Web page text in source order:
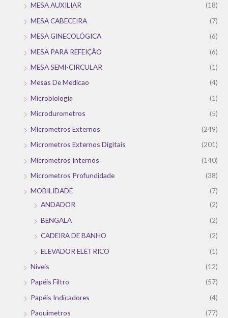
MESA AUXILIAR
(18)
MESA CABECEIRA
(7)
MESA GINECOLÓGICA
(6)
MESA PARA REFEIÇÃO
(6)
MESA SEMI-CIRCULAR
(1)
Mesas De Medicao
(4)
Microbiologia
(1)
Microdurometros
(5)
Micrometros Externos
(249)
Micrometros Externos Digitais
(201)
Micrometros Internos
(140)
Micrometros Profundidade
(38)
MOBILIDADE
(7)
ANDADOR
(2)
BENGALA
(2)
CADEIRA DE BANHO
(2)
ELEVADOR ELÉTRICO
(1)
Niveis
(12)
Papéis Filtro
(57)
Papéis Indicadores
(4)
Paquimetros
(77)